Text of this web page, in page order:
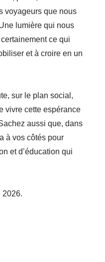
voyageurs que nous
lumière qui nous
ce qui
et à croire en un
sur le plan social,
vivre cette espérance
aussi que, dans
à vos côtés pour
et d’éducation qui
2026.